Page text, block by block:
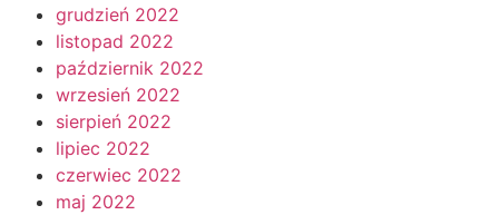
grudzień 2022
listopad 2022
październik 2022
wrzesień 2022
sierpień 2022
lipiec 2022
czerwiec 2022
maj 2022